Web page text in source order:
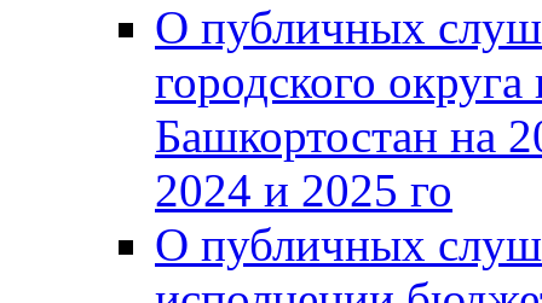
О публичных
городского
Башкортостан на
2024 и 2025 го
О публичных